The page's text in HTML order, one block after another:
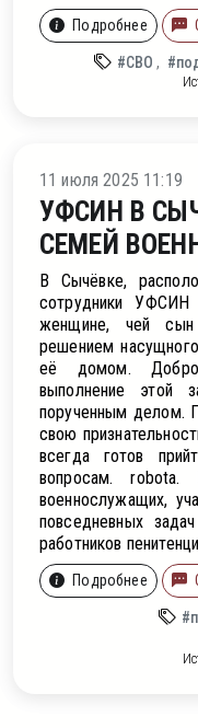
Подробнее
#СВО
11 июля 2025 11:19
УФСИН В
СЕМЕЙ
В Сычёвке,
сотрудники УФСИН
женщине, чей сын
решением
её домом.
выполнение этой
порученным делом.
свою
всегда готов
вопросам. robota.
военнослужащих,
повседневных
работников
Подробнее